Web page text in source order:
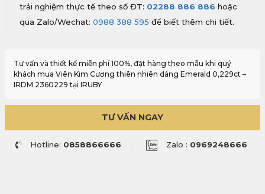
trải nghiệm thực tế theo số ĐT: 02288 886 886 hoặc
qua Zalo/Wechat: 0988 388 595 để biết thêm chi tiết.
Tư vấn và thiết kế miễn phí 100%, đặt hàng theo mẫu khi quý
khách mua Viên Kim Cương thiên nhiên dáng Emerald 0,229ct –
IRDM 2360229 tại IRUBY
TƯ VẤN NGAY
Hotline: 0858866666 Zalo : 0969248666